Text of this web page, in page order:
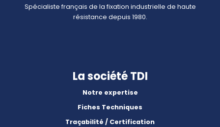
Spécialiste français de la fixation industrielle de haute
résistance depuis 1980.
La société TDI
Notre expertise
Fiches Techniques
Traçabilité / Certification